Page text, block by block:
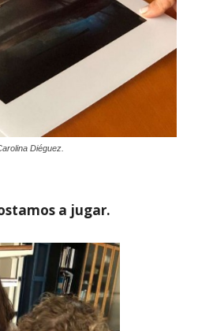
Diéguez.
a jugar.